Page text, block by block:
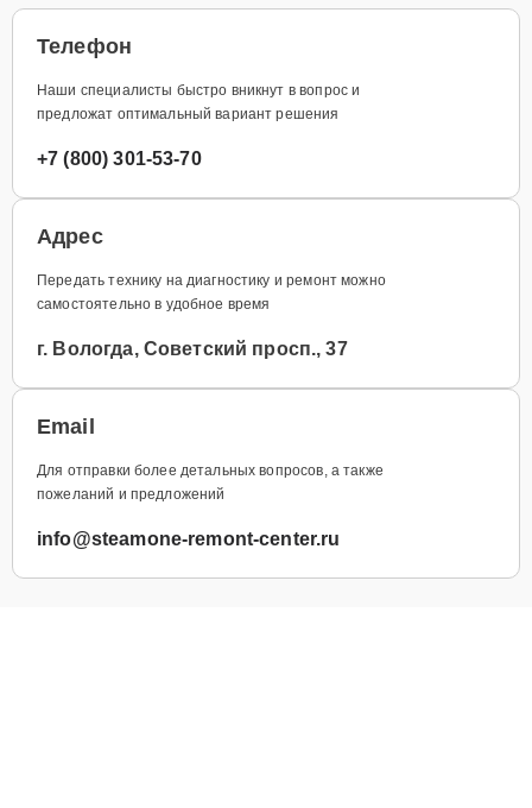
Телефон
Наши специалисты быстро вникнут в вопрос и
предложат оптимальный вариант решения
+7 (800) 301-53-70
Адрес
Передать технику на диагностику и ремонт можно
самостоятельно в удобное время
г. Вологда, Советский просп., 37
Email
Для отправки более детальных вопросов, а также
пожеланий и предложений
info@steamone-remont-center.ru